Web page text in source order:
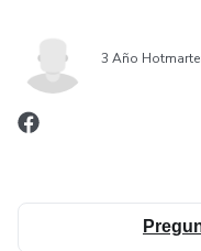
👉 sino sentirse
Las palabras correctas
✨ Hablar con amor
3 Año